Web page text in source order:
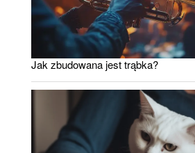
Jak zbudowana jest trąbka?